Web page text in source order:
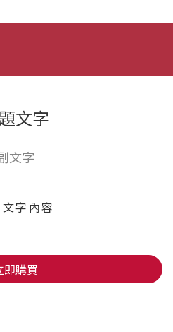
文字
文字
字內容
即購買